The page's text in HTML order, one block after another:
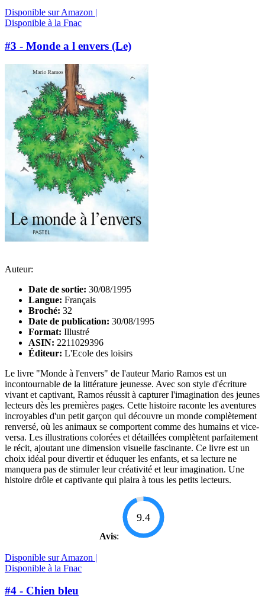
Disponible sur Amazon |
Disponible à la Fnac
#3 - Monde a l envers (Le)
Auteur:
Date de sortie: 30/08/1995
Langue: Français
Broché: 32
Date de publication: 30/08/1995
Format: Illustré
ASIN: 2211029396
Éditeur: L'Ecole des loisirs
Le livre "Monde à l'envers" de l'auteur Mario Ramos est un
incontournable de la littérature jeunesse. Avec son style d'écriture
vivant et captivant, Ramos réussit à capturer l'imagination des jeunes
lecteurs dès les premières pages. Cette histoire raconte les aventures
incroyables d'un petit garçon qui découvre un monde complètement
renversé, où les animaux se comportent comme des humains et vice-
versa. Les illustrations colorées et détaillées complètent parfaitement
le récit, ajoutant une dimension visuelle fascinante. Ce livre est un
choix idéal pour divertir et éduquer les enfants, et sa lecture ne
manquera pas de stimuler leur créativité et leur imagination. Une
histoire drôle et captivante qui plaira à tous les petits lecteurs.
Avis:
9.4
Disponible sur Amazon |
Disponible à la Fnac
#4 - Chien bleu